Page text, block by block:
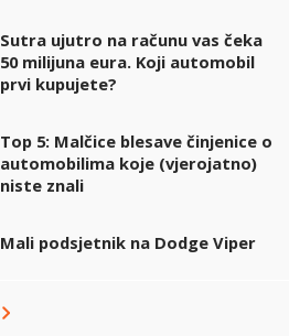
Sutra ujutro na računu vas čeka
50 milijuna eura. Koji automobil
prvi kupujete?
Top 5: Malčice blesave činjenice o
automobilima koje (vjerojatno)
niste znali
Mali podsjetnik na Dodge Viper